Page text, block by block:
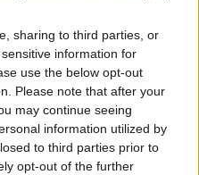
sharing to third parties, or
information for
use the below opt-out
Please note that after your
may continue seeing
information utilized by
to third parties prior to
opt-out of the further
– Svar På